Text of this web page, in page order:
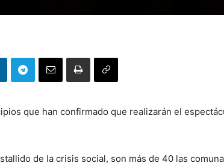
que han confirmado que realizarán el
de la crisis social, son más de 40 las